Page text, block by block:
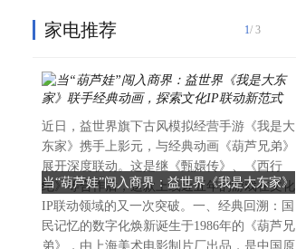
家电推荐
当“葫芦娃”闯入商界：益世界《我是大东家》
联手经典动画，探索文化IP联动新范式
近日，益世界旗下古风模拟经营手游《我是大
东家》携手上影元，与经典动画《葫芦兄弟》
展开深度联动。这是继《甄嬛传》、《西行
纪》等合作后，这款上线近五年的游戏在文化
IP联动领域的又一次突破。一、经典回溯：国
民记忆的数字化焕新诞生于1986年的《葫芦兄
弟》，由上海美术电影制片厂出品，是中国原
1/ 3